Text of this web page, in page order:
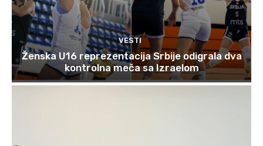
VESTI
Ženska U16 reprezentacija Srbije odigrala dva
kontrolna meča sa Izraelom